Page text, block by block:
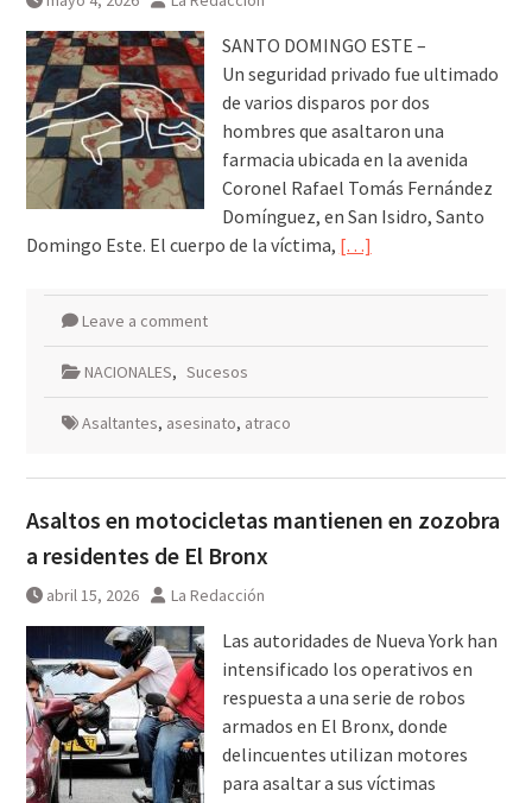
SANTO DOMINGO ESTE –
Un seguridad privado fue ultimado
de varios disparos por dos
hombres que asaltaron una
farmacia ubicada en la avenida
Coronel Rafael Tomás Fernández
Domínguez, en San Isidro, Santo
Domingo Este. El cuerpo de la víctima, […]
Leave a comment
NACIONALES, Sucesos
Asaltantes, asesinato, atraco
Asaltos en motocicletas mantienen en zozobra
a residentes de El Bronx
abril 15, 2026 La Redacción
Las autoridades de Nueva York han
intensificado los operativos en
respuesta a una serie de robos
armados en El Bronx, donde
delincuentes utilizan motores
para asaltar a sus víctimas